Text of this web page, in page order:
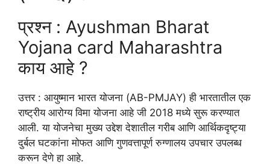
प्रश्न : Ayushman Bharat
Yojana card Maharashtra
काय आहे ?
उत्तर : आयुष्मान भारत योजना (AB-PMJAY) ही भारतातील एक
राष्ट्रीय आरोग्य विमा योजना आहे जी 2018 मध्ये सुरू करण्यात
आली. या योजनेचा मुख्य उद्देश देशातील गरीब आणि आर्थिकदृष्ट्या
दुर्बल घटकांना मोफत आणि गुणवत्तापूर्ण रुग्णालय उपचार उपलब्ध
करून देणे हा आहे.